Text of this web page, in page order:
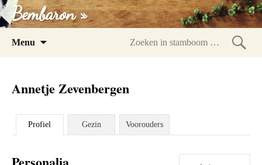
Bembaron »
Menu
Annetje Zevenbergen
Profiel Gezin Voorouders